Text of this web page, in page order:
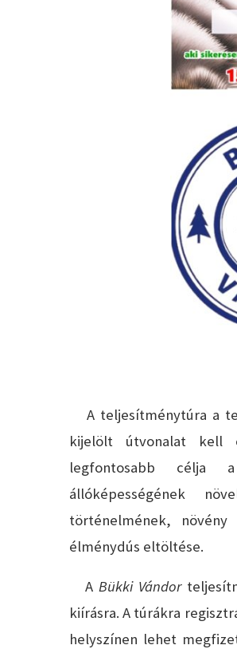
A teljesítménytúra a
kijelölt útvonalat kell
legfontosabb célja a
állóképességének
történelmének,
élménydús eltöltése.
ABükki Vándor
kiírásra. A túrákra
helyszínen lehet